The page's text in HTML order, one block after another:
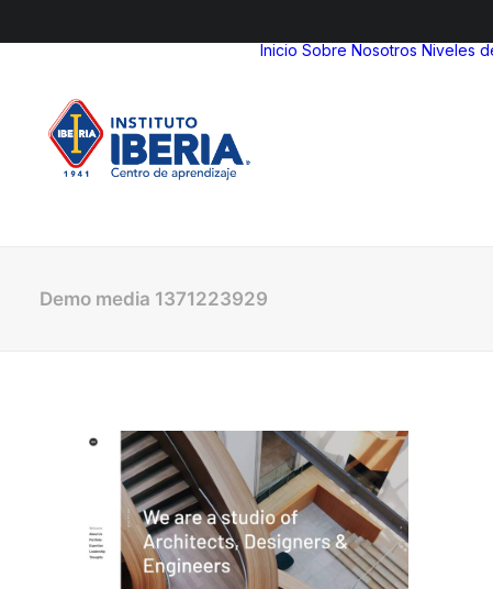
Inicio Sobre Nosotros Niveles
Demo media 1371223929